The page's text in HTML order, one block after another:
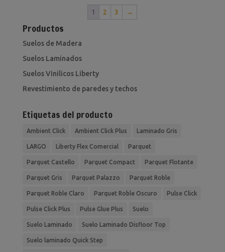
1 2 3 →
Productos
Suelos de Madera
Suelos Laminados
Suelos Vinilicos Liberty
Revestimiento de paredes y techos
Etiquetas del producto
Ambient Click Ambient Click Plus Laminado Gris
LARGO Liberty Flex Comercial Parquet
Parquet Castello Parquet Compact Parquet Flotante
Parquet Gris Parquet Palazzo Parquet Roble
Parquet Roble Claro Parquet Roble Oscuro Pulse Click
Pulse Click Plus Pulse Glue Plus Suelo
Suelo Laminado Suelo Laminado Disfloor Top
Suelo laminado Quick Step